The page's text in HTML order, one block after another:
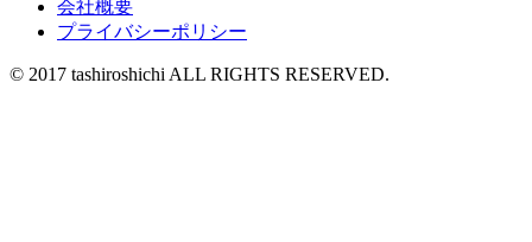
会社概要
プライバシーポリシー
© 2017 tashiroshichi ALL RIGHTS RESERVED.